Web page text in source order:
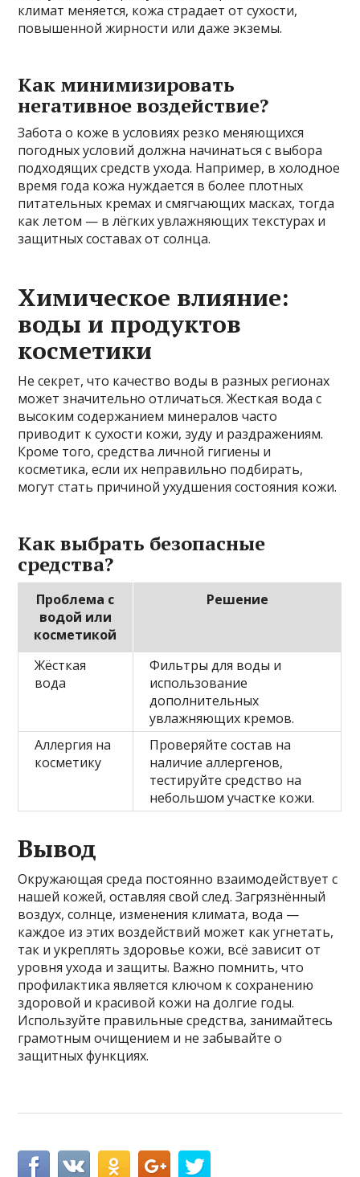
климат меняется, кожа страдает от сухости,
повышенной жирности или даже экземы.
Как минимизировать
негативное воздействие?
Забота о коже в условиях резко меняющихся
погодных условий должна начинаться с выбора
подходящих средств ухода. Например, в холодное
время года кожа нуждается в более плотных
питательных кремах и смягчающих масках, тогда
как летом — в лёгких увлажняющих текстурах и
защитных составах от солнца.
Химическое влияние:
воды и продуктов
косметики
Не секрет, что качество воды в разных регионах
может значительно отличаться. Жесткая вода с
высоким содержанием минералов часто
приводит к сухости кожи, зуду и раздражениям.
Кроме того, средства личной гигиены и
косметика, если их неправильно подбирать,
могут стать причиной ухудшения состояния кожи.
Как выбрать безопасные
средства?
Проблема с
водой или
косметикой
Решение
Жёсткая
вода
Фильтры для воды и
использование
дополнительных
увлажняющих кремов.
Аллергия на
косметику
Проверяйте состав на
наличие аллергенов,
тестируйте средство на
небольшом участке кожи.
Вывод
Окружающая среда постоянно взаимодействует с
нашей кожей, оставляя свой след. Загрязнённый
воздух, солнце, изменения климата, вода —
каждое из этих воздействий может как угнетать,
так и укреплять здоровье кожи, всё зависит от
уровня ухода и защиты. Важно помнить, что
профилактика является ключом к сохранению
здоровой и красивой кожи на долгие годы.
Используйте правильные средства, занимайтесь
грамотным очищением и не забывайте о
защитных функциях.